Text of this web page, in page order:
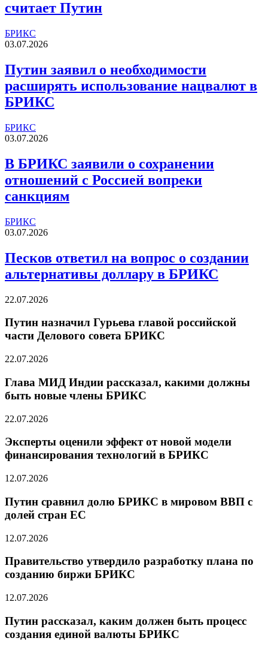
считает Путин
БРИКС
03.07.2026
Путин заявил о необходимости
расширять использование нацвалют в
БРИКС
БРИКС
03.07.2026
В БРИКС заявили о сохранении
отношений с Россией вопреки
санкциям
БРИКС
03.07.2026
Песков ответил на вопрос о создании
альтернативы доллару в БРИКС
22.07.2026
Путин назначил Гурьева главой российской
части Делового совета БРИКС
22.07.2026
Глава МИД Индии рассказал, какими должны
быть новые члены БРИКС
22.07.2026
Эксперты оценили эффект от новой модели
финансирования технологий в БРИКС
12.07.2026
Путин сравнил долю БРИКС в мировом ВВП с
долей стран ЕС
12.07.2026
Правительство утвердило разработку плана по
созданию биржи БРИКС
12.07.2026
Путин рассказал, каким должен быть процесс
создания единой валюты БРИКС